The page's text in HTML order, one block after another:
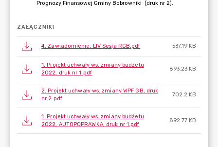
ZAŁĄCZNIKI
4. Zawiadomienie, LIV Sesja RGB.pdf 537.19 KB
1. Projekt uchwały ws. zmiany budżetu
2022, druk nr 1.pdf
893.23 KB
2. Projekt uchwały ws. zmiany WPF GB, druk
nr 2.pdf
702.2 KB
1. Projekt uchwały ws. zmiany budżetu
2022, AUTOPOPRAWKA, druk nr 1.pdf
892.77 KB